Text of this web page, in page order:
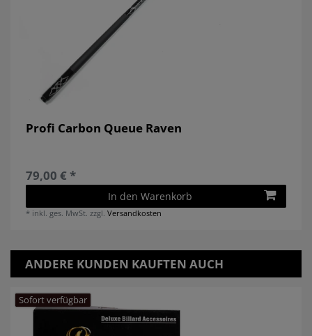
Profi Carbon Queue Raven
79,00 € *
In den Warenkorb
* inkl. ges. MwSt. zzgl.Versandkosten
ANDERE KUNDEN KAUFTEN AUCH
Sofort verfügbar